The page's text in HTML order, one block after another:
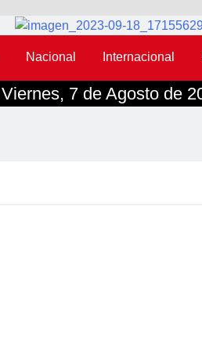
Nacional Internacional
Viernes, 7 de Agosto de